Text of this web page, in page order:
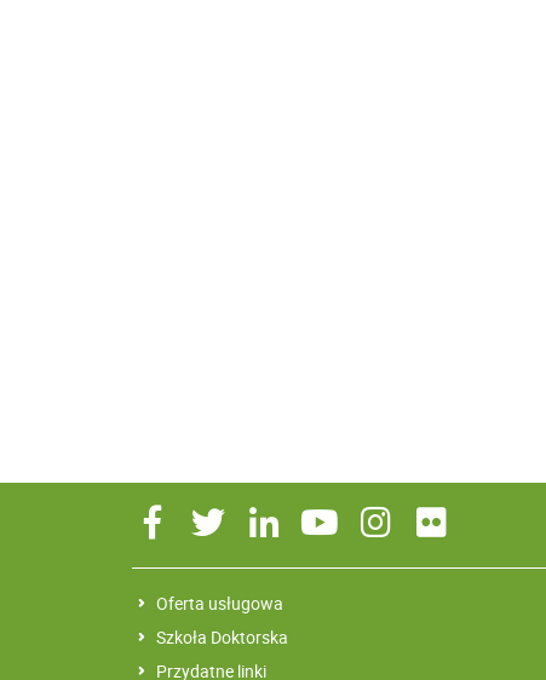
Oferta usługowa
Szkoła Doktorska
Przydatne linki